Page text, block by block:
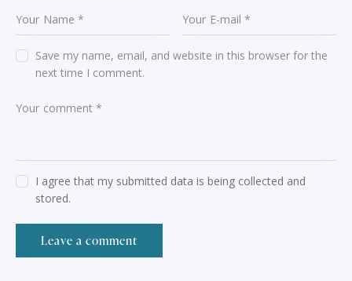
Save my name, email, and website in this browser for the
next time I comment.
I agree that my submitted data is being collected and
stored.